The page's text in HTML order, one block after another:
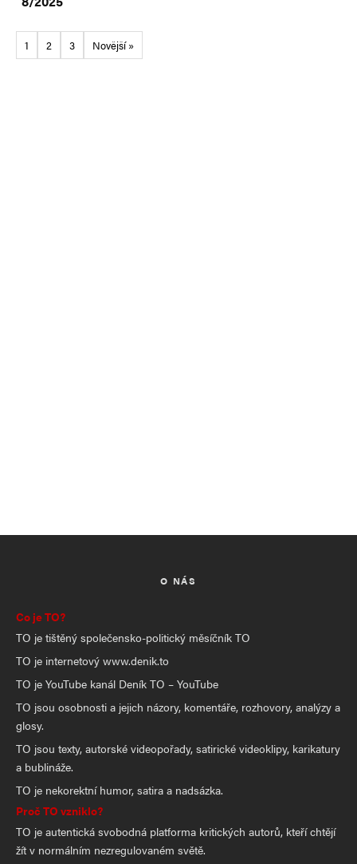
1 2 3 Novější »
O NÁS
Co je TO?
TO je tištěný společensko-politický měsíčník TO
TO je internetový www.denik.to
TO je YouTube kanál Deník TO – YouTube
TO jsou osobnosti a jejich názory, komentáře, rozhovory, analýzy a
glosy.
TO jsou texty, autorské videopořady, satirické videoklipy, karikatury
a bublináže.
TO je nekorektní humor, satira a nadsázka.
Proč TO vzniklo?
TO je autentická svobodná platforma kritických autorů, kteří chtějí
žít v normálním nezregulovaném světě.